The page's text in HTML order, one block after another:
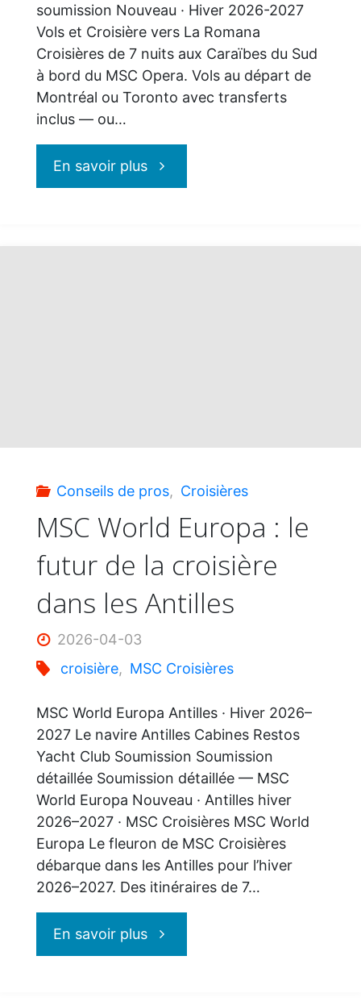
soumission Nouveau · Hiver 2026-2027
Vols et Croisière vers La Romana
Croisières de 7 nuits aux Caraïbes du Sud
à bord du MSC Opera. Vols au départ de
Montréal ou Toronto avec transferts
inclus — ou…
En savoir plus"MSC
croisière
(vols
inclus)"
Conseils de pros, Croisières
MSC World Europa : le
futur de la croisière
dans les Antilles
2026-04-03
croisière, MSC Croisières
MSC World Europa Antilles · Hiver 2026–
2027 Le navire Antilles Cabines Restos
Yacht Club Soumission Soumission
détaillée Soumission détaillée — MSC
World Europa Nouveau · Antilles hiver
2026–2027 · MSC Croisières MSC World
Europa Le fleuron de MSC Croisières
débarque dans les Antilles pour l’hiver
2026–2027. Des itinéraires de 7…
En savoir plus"MSC